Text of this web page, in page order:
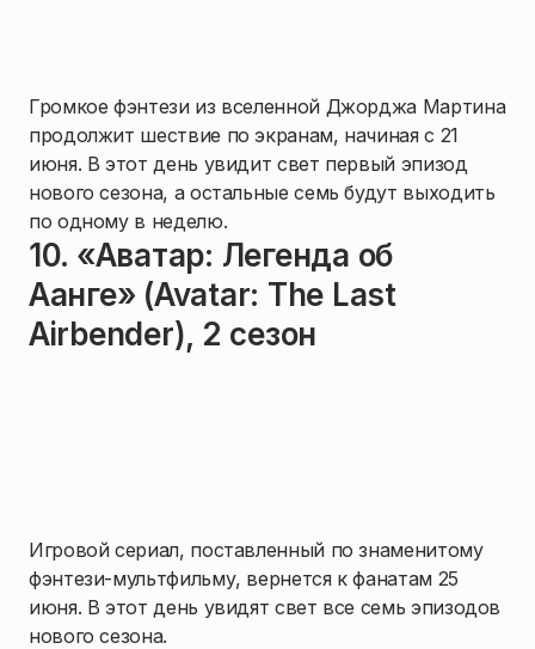
Громкое фэнтези из вселенной Джорджа Мартина
продолжит шествие по экранам, начиная с 21
июня. В этот день увидит свет первый эпизод
нового сезона, а остальные семь будут выходить
по одному в неделю.
10. «Аватар: Легенда об
Аанге» (Avatar: The Last
Airbender), 2 сезон
Игровой сериал, поставленный по знаменитому
фэнтези-мультфильму, вернется к фанатам 25
июня. В этот день увидят свет все семь эпизодов
нового сезона.